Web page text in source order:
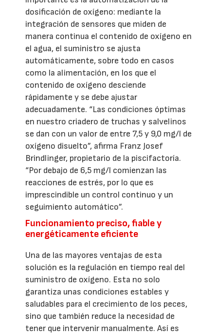
dosificación de oxígeno: mediante la
integración de sensores que miden de
manera continua el contenido de oxígeno en
el agua, el suministro se ajusta
automáticamente, sobre todo en casos
como la alimentación, en los que el
contenido de oxígeno desciende
rápidamente y se debe ajustar
adecuadamente. “Las condiciones óptimas
en nuestro criadero de truchas y salvelinos
se dan con un valor de entre 7,5 y 9,0 mg/l de
oxígeno disuelto”, afirma Franz Josef
Brindlinger, propietario de la piscifactoría.
“Por debajo de 6,5 mg/l comienzan las
reacciones de estrés, por lo que es
imprescindible un control continuo y un
seguimiento automático”.
Funcionamiento preciso, fiable y
energéticamente eficiente
Una de las mayores ventajas de esta
solución es la regulación en tiempo real del
suministro de oxígeno. Esta no solo
garantiza unas condiciones estables y
saludables para el crecimiento de los peces,
sino que también reduce la necesidad de
tener que intervenir manualmente. Así es